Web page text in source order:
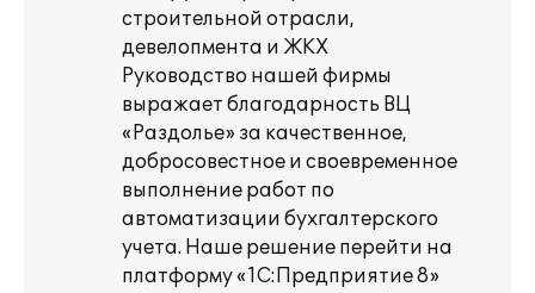
строительной отрасли,
девелопмента и ЖКХ
Руководство нашей фирмы
выражает благодарность ВЦ
«Раздолье» за качественное,
добросовестное и своевременное
выполнение работ по
автоматизации бухгалтерского
учета. Наше решение перейти на
платформу «1С:Предприятие 8»